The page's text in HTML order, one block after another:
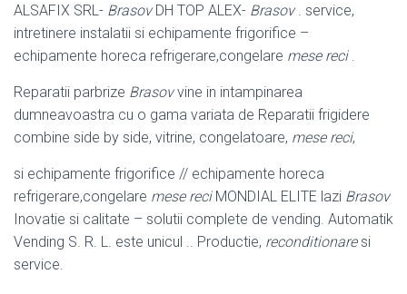
ALSAFIX SRL- BrasovDH TOP ALEX- Brasov. service,
intretinere instalatii si echipamente frigorifice –
echipamente horeca refrigerare,congelare mese reci.
Reparatii parbrize Brasovvine in intampinarea
dumneavoastra cu o gama variata de Reparatii frigidere
combine side by side, vitrine, congelatoare, mese reci,
si echipamente frigorifice // echipamente horeca
refrigerare,congelare mese reciMONDIAL ELITE lazi Brasov
Inovatie si calitate – solutii complete de vending. Automatik
Vending S. R. L. este unicul .. Productie, reconditionaresi
service.